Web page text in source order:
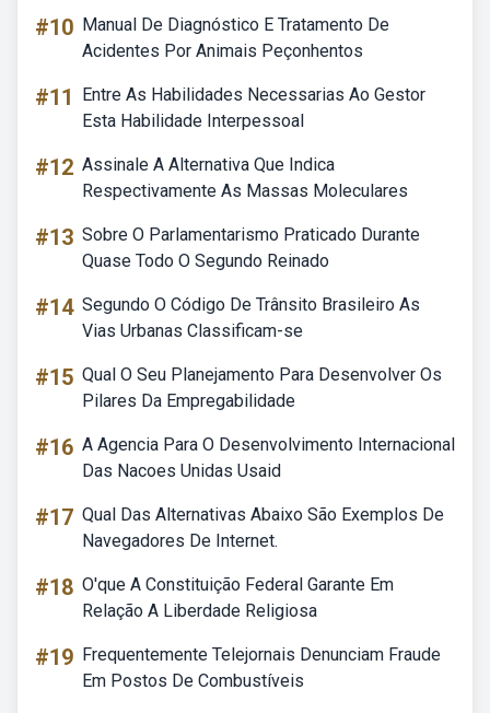
#10 Manual De Diagnóstico E Tratamento De
Acidentes Por Animais Peçonhentos
#11
Entre As Habilidades Necessarias Ao Gestor
Esta Habilidade Interpessoal
#12 Assinale A Alternativa Que Indica
Respectivamente As Massas Moleculares
#13 Sobre O Parlamentarismo Praticado Durante
Quase Todo O Segundo Reinado
#14 Segundo O Código De Trânsito Brasileiro As
Vias Urbanas Classificam-se
#15 Qual O Seu Planejamento Para Desenvolver Os
Pilares Da Empregabilidade
#16 A Agencia Para O Desenvolvimento Internacional
Das Nacoes Unidas Usaid
#17 Qual Das Alternativas Abaixo São Exemplos De
Navegadores De Internet.
#18 O'que A Constituição Federal Garante Em
Relação A Liberdade Religiosa
#19 Frequentemente Telejornais Denunciam Fraude
Em Postos De Combustíveis